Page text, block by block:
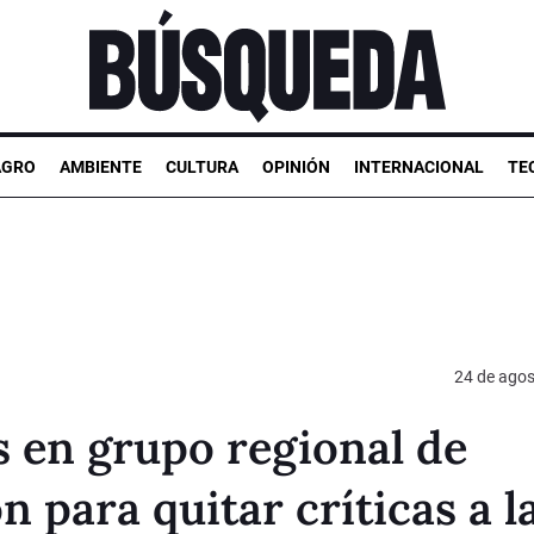
AMBIENTE CULTURA OPINIÓN INTERNACIONAL
24 de
en grupo regional de
para quitar críticas a